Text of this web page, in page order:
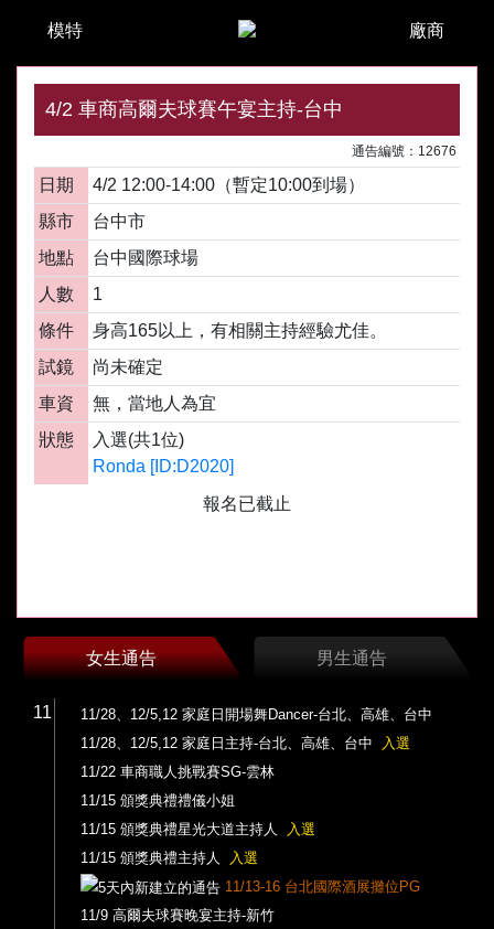
模特 廠商
女生通告 男生通告
11
11/28、12/5,12 家庭日開場舞Dancer-台北、高雄、台中
11/28、12/5,12 家庭日主持-台北、高雄、台中
入選
11/22 車商職人挑戰賽SG-雲林
11/15 頒獎典禮禮儀小姐
11/15 頒獎典禮星光大道主持人
入選
11/15 頒獎典禮主持人
入選
11/13-16 台北國際酒展攤位PG
11/9 高爾夫球賽晚宴主持-新竹
4/2 車商高爾夫球賽午宴主持-台中
通告編號：12676
日期
4/2 12:00-14:00（暫定10:00到場）
縣市
台中市
地點
台中國際球場
人數
1
條件
身高165以上，有相關主持經驗尤佳。
試鏡
尚未確定
車資
無，當地人為宜
狀態
入選(共1位)
Ronda [ID:D2020]
報名已截止